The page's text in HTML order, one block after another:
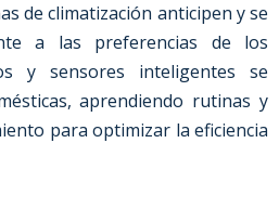
de climatización anticipen y se
a las preferencias de los
y sensores inteligentes se
aprendiendo rutinas y
para optimizar la eficiencia